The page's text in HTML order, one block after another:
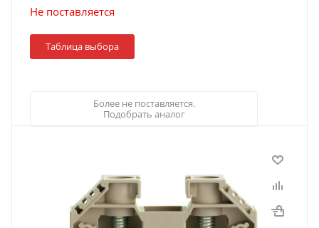
Не поставляется
Таблица выбора
Более не поставляется.
Подобрать аналог